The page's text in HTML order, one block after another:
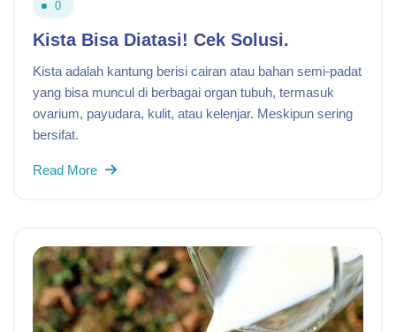
0
Kista Bisa Diatasi! Cek Solusi.
Kista adalah kantung berisi cairan atau bahan semi-padat
yang bisa muncul di berbagai organ tubuh, termasuk
ovarium, payudara, kulit, atau kelenjar. Meskipun sering
bersifat.
Read More